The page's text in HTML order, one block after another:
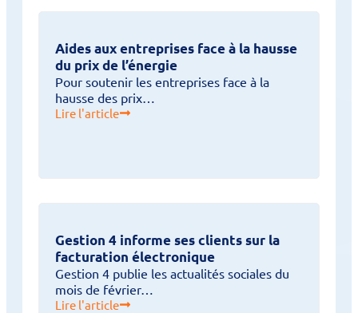
Aides aux entreprises face à la hausse
du prix de l’énergie
Pour soutenir les entreprises face à la
hausse des prix…
Lire l'article
Gestion 4 informe ses clients sur la
facturation électronique
Gestion 4 publie les actualités sociales du
mois de février…
Lire l'article